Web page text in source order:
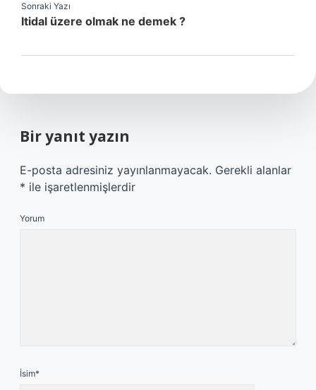
Sonraki Yazı
Itidal üzere olmak ne demek ?
Bir yanıt yazın
E-posta adresiniz yayınlanmayacak. Gerekli alanlar
* ile işaretlenmişlerdir
Yorum
İsim*